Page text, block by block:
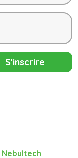
Nebultech